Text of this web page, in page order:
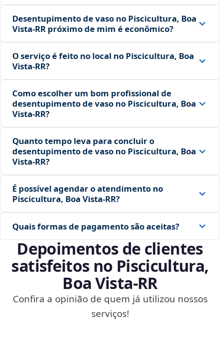
Desentupimento de vaso no Piscicultura, Boa
Vista‑RR próximo de mim é econômico?
O serviço é feito no local no Piscicultura, Boa
Vista‑RR?
Como escolher um bom profissional de
desentupimento de vaso no Piscicultura, Boa
Vista‑RR?
Quanto tempo leva para concluir o
desentupimento de vaso no Piscicultura, Boa
Vista‑RR?
É possível agendar o atendimento no
Piscicultura, Boa Vista‑RR?
Quais formas de pagamento são aceitas?
Depoimentos de clientes
satisfeitos no Piscicultura,
Boa Vista‑RR
Confira a opinião de quem já utilizou nossos
serviços!